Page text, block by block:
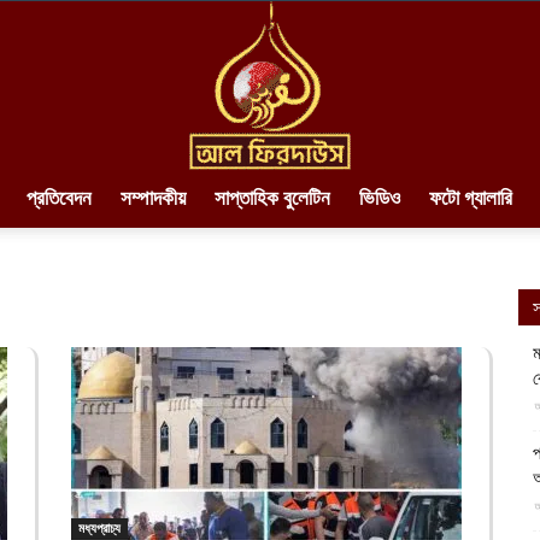
||
প্রতিবেদন সম্পাদকীয় সাপ্তাহিক বুলেটিন ভিডিও ফটো গ্যালারি
মধ্যপ্রাচ্য